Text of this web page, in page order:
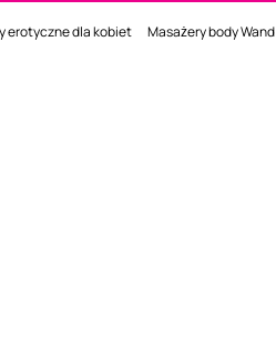
erotyczne dla kobiet Masażery body Wand